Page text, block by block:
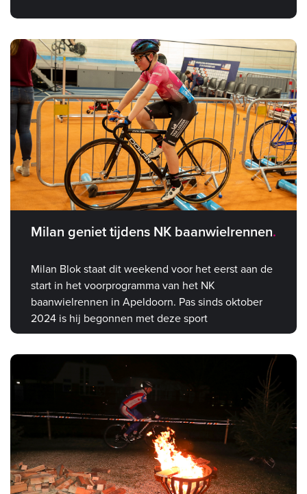
Milan geniet tijdens NK baanwielrennen
Milan Blok staat dit weekend voor het eerst aan de
start in het voorprogramma van het NK
baanwielrennen in Apeldoorn. Pas sinds oktober
2024 is hij begonnen met deze sport